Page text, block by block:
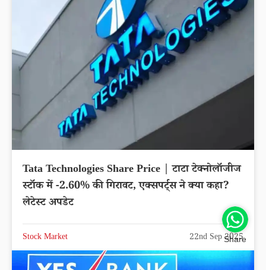
Tata Technologies Share Price | टाटा टेक्नोलॉजीज
स्टॉक में -2.60% की गिरावट, एक्सपर्ट्स ने क्या कहा?
लेटेस्ट अपडेट
Stock Market 22nd Sep 2025
Share